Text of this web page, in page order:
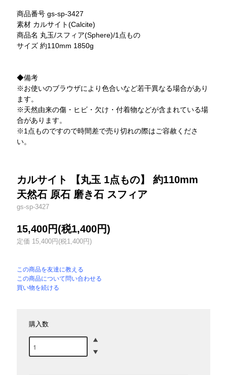
商品番号 gs-sp-3427
素材 カルサイト(Calcite)
商品名 丸玉/スフィア(Sphere)/1点もの
サイズ 約110mm 1850g
◆備考
※お使いのブラウザにより色合いなど若干異なる場合があり
ます。
※天然由来の傷・ヒビ・欠け・付着物などが含まれている場
合があります。
※1点ものですので時間差で売り切れの際はご容赦くださ
い。
カルサイト 【丸玉 1点もの】 約110mm
天然石 原石 磨き石 スフィア
gs-sp-3427
15,400円(税1,400円)
定価 15,400円(税1,400円)
この商品を友達に教える
この商品について問い合わせる
買い物を続ける
購入数